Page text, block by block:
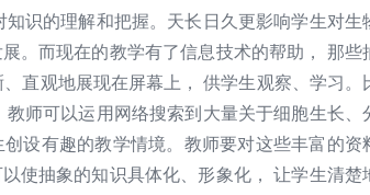
识的理解和把握。天长日久更影响学生对生
。而现在的教学有了信息技术的帮助， 那些
直观地展现在屏幕上， 供学生观察、学习。
师可以运用网络搜索到大量关于细胞生长、
设有趣的教学情境。教师要对这些丰富的资
使抽象的知识具体化、形象化， 让学生清楚